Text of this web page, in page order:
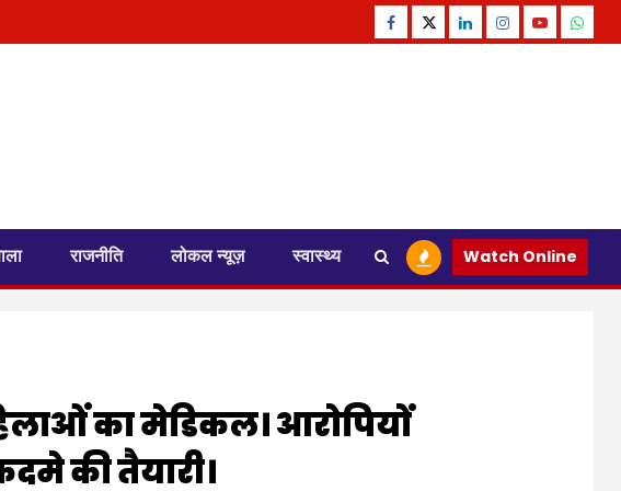
Facebook
TwitterLinkedinInstagram
Youtube
राजनीति लोकल न्यूज़ स्वास्थ्य Watch Online
का मेडिकल। आरोपियों
की तैयारी।